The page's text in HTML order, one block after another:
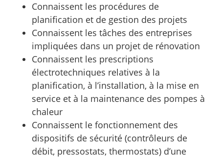
Connaissent les procédures de
planification et de gestion des projets
Connaissent les tâches des entreprises
impliquées dans un projet de rénovation
Connaissent les prescriptions
électrotechniques relatives à la
planification, à l’installation, à la mise en
service et à la maintenance des pompes à
chaleur
Connaissent le fonctionnement des
dispositifs de sécurité (contrôleurs de
débit, pressostats, thermostats) d’une